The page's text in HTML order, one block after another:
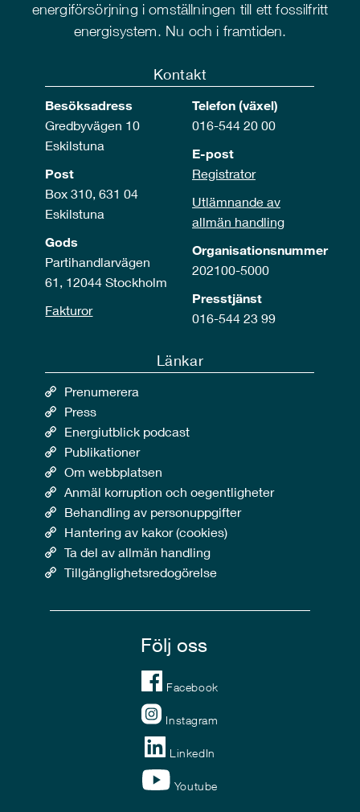
energiförsörjning i omställningen till ett fossilfritt
energisystem. Nu och i framtiden.
Kontakt
Besöksadress
Gredbyvägen 10
Eskilstuna
Post
Box 310, 631 04
Eskilstuna
Gods
Partihandlarvägen
61, 12044 Stockholm
Fakturor
Telefon (växel)
016-544 20 00
E-post
Registrator
Utlämnande av
allmän handling
Organisationsnummer
202100-5000
Presstjänst
016-544 23 99
Länkar
Prenumerera
Press
Energiutblick podcast
Publikationer
Om webbplatsen
Anmäl korruption och oegentligheter
Behandling av personuppgifter
Hantering av kakor (cookies)
Ta del av allmän handling
Tillgänglighetsredogörelse
Följ oss
Facebook
Instagram
LinkedIn
Youtube